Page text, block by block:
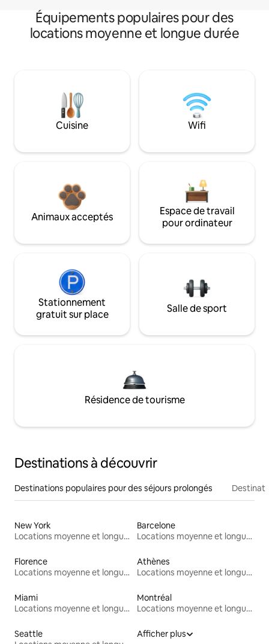
Équipements populaires pour des
locations moyenne et longue durée
Cuisine Wifi
Animaux acceptés
Espace de travail
pour ordinateur
Stationnement
gratuit sur place
Salle de sport
Résidence de tourisme
Destinations à découvrir
Destinations populaires pour des séjours prolongés
New York
Locations moyenne et longue durée
Barcelone
Locations moyenne et longue durée
Florence
Locations moyenne et longue durée
Athènes
Locations moyenne et longue durée
Miami
Locations moyenne et longue durée
Montréal
Locations moyenne et longue durée
Seattle
Afficher plus